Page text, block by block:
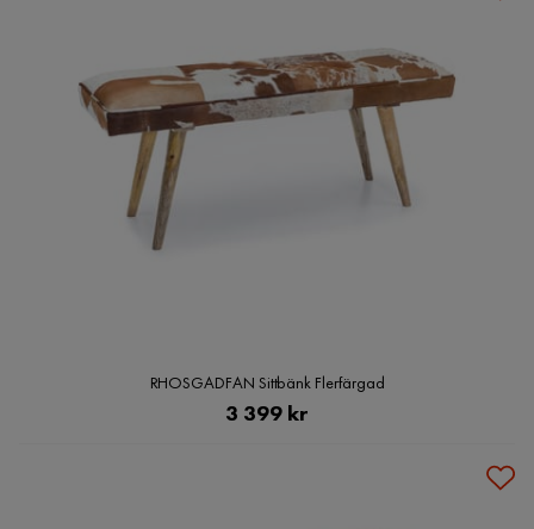
RHOSGADFAN Sittbänk Flerfärgad
Pris
3 399 kr